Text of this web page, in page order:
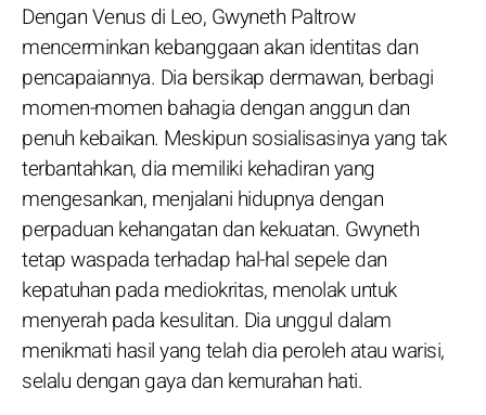
Dengan Venus di Leo, Gwyneth Paltrow
mencerminkan kebanggaan akan identitas dan
pencapaiannya. Dia bersikap dermawan, berbagi
momen-momen bahagia dengan anggun dan
penuh kebaikan. Meskipun sosialisasinya yang tak
terbantahkan, dia memiliki kehadiran yang
mengesankan, menjalani hidupnya dengan
perpaduan kehangatan dan kekuatan. Gwyneth
tetap waspada terhadap hal-hal sepele dan
kepatuhan pada mediokritas, menolak untuk
menyerah pada kesulitan. Dia unggul dalam
menikmati hasil yang telah dia peroleh atau warisi,
selalu dengan gaya dan kemurahan hati.